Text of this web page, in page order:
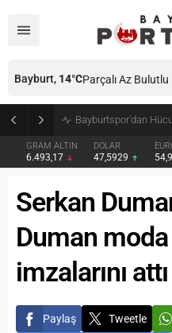
Bayburt’ta Minik
GRAM ALTIN
6.493,17
DOLAR
47,5929
Bayburt, 14°CParçalı Az Bulutlu
Serkan
Duman
imzalarını attı
Paylaş Tweetle